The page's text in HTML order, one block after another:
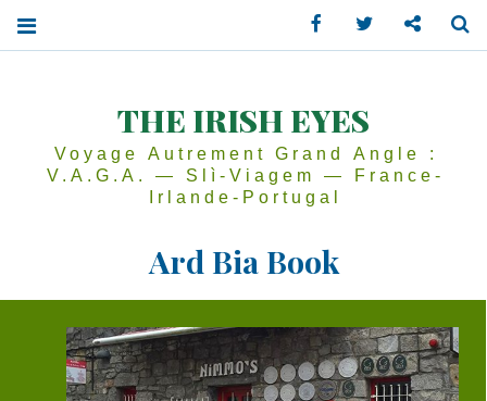
THE IRISH EYES
Voyage Autrement Grand Angle :
V.A.G.A. — Slì-Viagem — France-
Irlande-Portugal
Ard Bia Book
Facebook Twitter